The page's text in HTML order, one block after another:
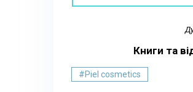
Книги та
#Piel cosmetics